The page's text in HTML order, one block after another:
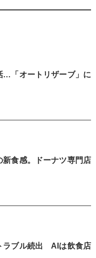
…「オートリザーブ」に
新食感。ドーナツ専門店
ラブル続出 AIは飲食店